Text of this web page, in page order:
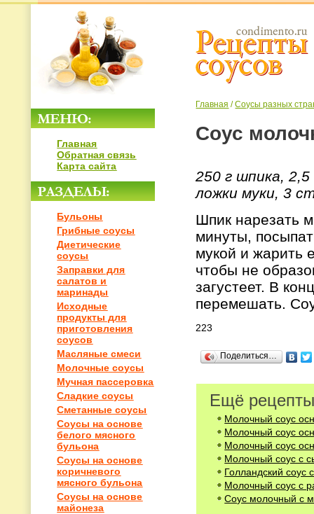
Главная
Обратная связь
Карта сайта
Бульоны
Грибные соусы
Диетические
соусы
Заправки для
салатов и
маринады
Исходные
продукты для
приготовления
соусов
Масляные смеси
Молочные соусы
Мучная пассеровка
Сладкие соусы
Сметанные соусы
Соусы на основе
белого мясного
бульона
Соусы на основе
коричневого
мясного бульона
Соусы на основе
майонеза
Главная /Соусы разных
Соус
250 г шпика,
ложки муки, 3
Шпик нарезать
минуты,
мукой и жарить
чтобы не
загустеет. В
перемешать.
223
Поделиться…
Ещё
Молочный соус
Молочный соус
Молочный соус
Молочный соус с
Голландский
Молочный соус с
Соус молочный с